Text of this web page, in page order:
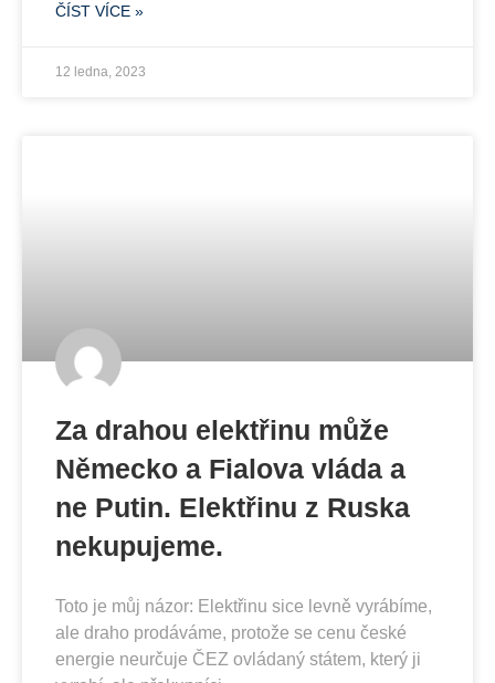
ČÍST VÍCE »
12 ledna, 2023
Za drahou elektřinu může
Německo a Fialova vláda a
ne Putin. Elektřinu z Ruska
nekupujeme.
Toto je můj názor: Elektřinu sice levně vyrábíme,
ale draho prodáváme, protože se cenu české
energie neurčuje ČEZ ovládaný státem, který ji